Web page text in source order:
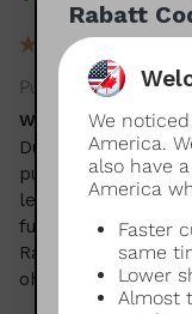
We
America.
also have
America
Faster
same
Lower
Almost
Puck zu Hangup
Wiedemann Puck®
Durch die starken
punktgenau am
leicht abnehmen
funktionieren die
Rand sondern
ohne Rand
Rabatt
Wie